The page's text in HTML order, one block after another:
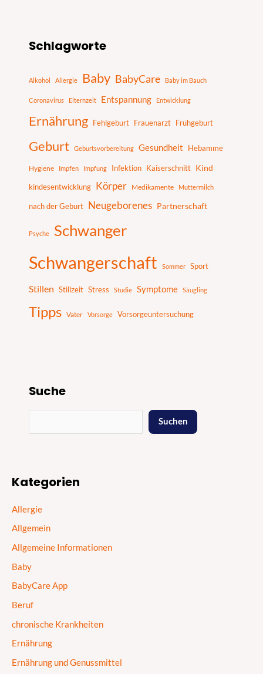
Schlagworte
Alkohol Allergie Baby BabyCare Baby im Bauch
Coronavirus Elternzeit Entspannung Entwicklung
Ernährung Fehlgeburt Frauenarzt Frühgeburt
Geburt Geburtsvorbereitung Gesundheit Hebamme
Hygiene Impfen Impfung Infektion Kaiserschnitt Kind
kindesentwicklung Körper Medikamente Muttermilch
nach der Geburt Neugeborenes Partnerschaft
Psyche Schwanger
Schwangerschaft Sommer Sport
Stillen Stillzeit Stress Studie Symptome Säugling
Tipps Vater Vorsorge Vorsorgeuntersuchung
Suche
u
h
e
n
Suchen
Kategorien
Allergie
Allgemein
Allgemeine Informationen
Baby
BabyCare App
Beruf
chronische Krankheiten
Ernährung
Ernährung und Genussmittel